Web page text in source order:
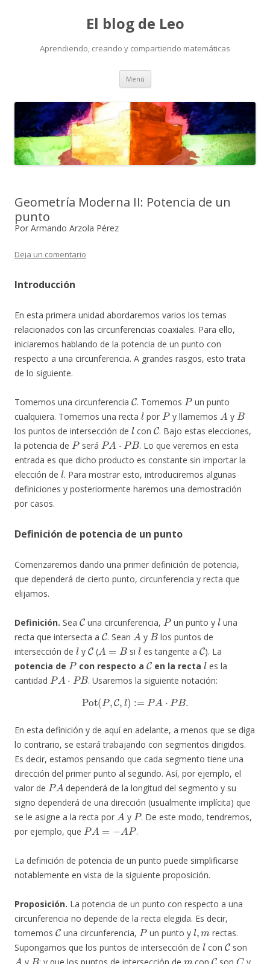
El blog de Leo
Aprendiendo, creando y compartiendo matemáticas
Menú Saltar
contenido
Geometría Moderna II: Potencia de un
punto
Por Armando Arzola Pérez
Deja un comentario
Introducción
En esta primera unidad abordaremos varios los temas
relacionados con las circunferencias coaxiales. Para ello,
iniciaremos hablando de la potencia de un punto con
respecto a una circunferencia. A grandes rasgos, esto trata
de lo siguiente.
Tomemos una circunferencia
C
. Tomemos
P
un punto
cualquiera. Tomemos una recta
l
por
P
y llamemos
A
y
B
los puntos de intersección de
l
con
C
. Bajo estas elecciones,
la potencia de
P
será
PA⋅ PB
. Lo que veremos en esta
entrada es que dicho producto es constante sin importar la
elección de
l
. Para mostrar esto, introduciremos algunas
definiciones y posteriormente haremos una demostración
por casos.
Definición de potencia de un punto
Comenzaremos dando una primer definición de potencia,
que dependerá de cierto punto, circunferencia y recta que
elijamos.
Definición. Sea
C
una circunferencia,
P
un punto y
l
una
recta que intersecta a
C
. Sean
A
y
B
los puntos de
intersección de
l
y
C
(
A= B
si
l
es tangente a
C
). La
potencia de
P
con respecto a
C
en la recta
l
es la
cantidad
PA⋅ PB
. Usaremos la siguiente notación:
Pot P C, ) PA ⋅P B.
En esta definición y de aquí en adelante, a menos que se diga
lo contrario, se estará trabajando con segmentos dirigidos.
Es decir, estamos pensando que cada segmento tiene una
dirección del primer punto al segundo. Así, por ejemplo, el
valor de
PA
dependerá de la longitud del segmento y su
signo dependerá de una dirección (usualmente implícita) que
se le asigne a la recta por
A
y
P
. De este modo, tendremos,
por ejemplo, que
PA=−A P
.
La definición de potencia de un punto puede simplificarse
notablemente en vista de la siguiente proposición.
Proposición. La potencia de un punto con respecto a una
circunferencia no depende de la recta elegida. Es decir,
tomemos
C
una circunferencia,
P
un punto y
l,m
rectas.
Supongamos que los puntos de intersección de
l
con
C
son
A B m C C